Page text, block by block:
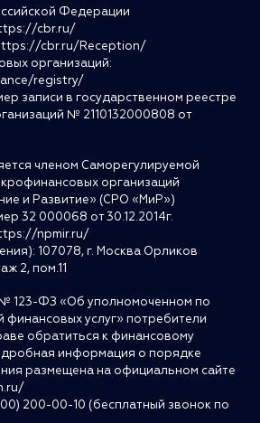
Федерации
cbr.ru/
cbr.ru/Reception/
организаций:
registry/
записи в государственном реестре
№ 2110132000808 от
членом Саморегулируемой
организаций
и Развитие» (СРО «МиР»)
32 000068 от 30.12.2014г.
npmir.ru/
107078, г. Москва Орликов
2, пом.11
123-ФЗ «Об уполномоченном по
услуг» потребители
обратиться к финансовому
информация о порядке
размещена на официальном сайте
200-00-10 (бесплатный звонок по